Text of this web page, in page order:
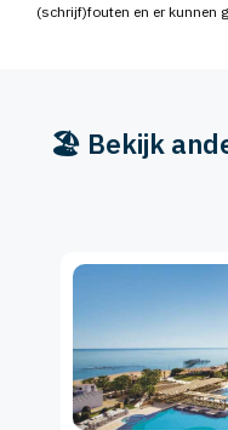
(schrijf)fouten en er kunnen
🏖️ Bekijk